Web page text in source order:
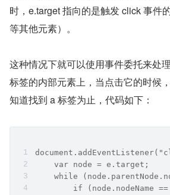
时，e.target 指向的是触发 click 事件
等其他元素）。
这种情况下就可以使用事件委托来处
标签的内部元素上，当点击它的时候
知道找到 a 标签为止，代码如下：
    var node = e.target;
while
if (node.nodeName ==